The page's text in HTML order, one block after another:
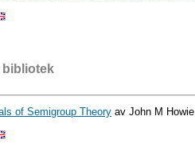
bibliotek
of Semigroup Theory av John M Howie